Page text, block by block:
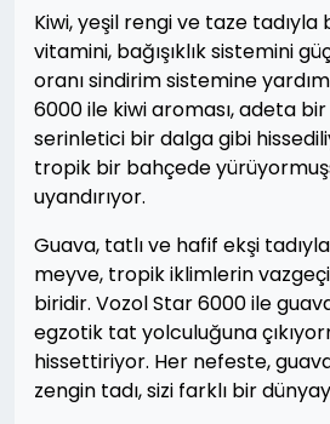
Kiwi, yeşil rengi ve taze tadıyla
vitamini, bağışıklık sistemini
oranı sindirim sistemine
6000 ile kiwi aroması, adeta
serinletici bir dalga gibi
tropik bir bahçede
uyandırıyor.
Guava, tatlı ve hafif ekşi
meyve, tropik iklimlerin
biridir. Vozol Star 6000 ile
egzotik tat yolculuğuna
hissettiriyor. Her nefeste,
zengin tadı, sizi farklı bir